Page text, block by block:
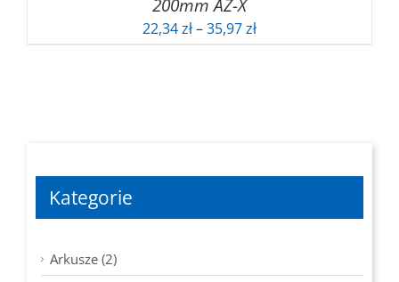
22,34zł–35,97złZakres
Kategorie
Arkusze (2)